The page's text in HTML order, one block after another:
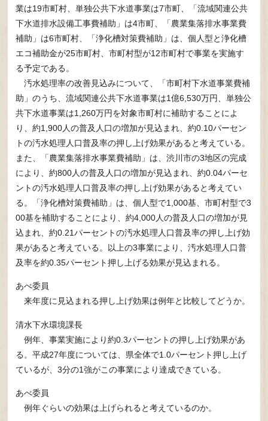
業は19市町村、単独公共下水道事業は7市町、「流域関連公共
下水道排水設備工事費補助」は4市町、「農業集落排水事業費
補助」は6市町村、「浄化槽対策費補助」は、個人型と浄化槽
エコ補助金が25市町村、市町村型が12市町村で事業を実施す
る予定である。
汚水処理率の改善見込みについて、「市町村下水道事業費補
助」のうち、流域関連公共下水道事業は1億6,530万円、単独公
共下水道事業は1,260万円を対象市町村に補助することによ
り、約1,900人の普及人口の増加が見込まれ、約0.10パーセン
トの汚水処理人口普及率の押し上げ効果があると考えている。
また、「農業集落排水事業費補助」は、渋川市の3地区の完成
により、約800人の普及人口の増加が見込まれ、約0.04パーセ
ントの汚水処理人口普及率の押し上げ効果があると考えてい
る。「浄化槽対策費補助」は、個人型で1,000基、市町村型で3
00基を補助することにより、約4,000人の普及人口の増加が見
込まれ、約0.21パーセントの汚水処理人口普及率の押し上げ効
果があると考えている。以上の3事業により、汚水処理人口普
及率を約0.35パーセント押し上げる効果が見込まれる。
あべ委員
来年度に見込まれる押し上げ効果は例年と比較してどうか。
清水下水環境課長
例年、事業実施により約0.3パーセントの押し上げ効果があ
る。平成27年度については、県全体で1.0パーセント押し上げ
ているが、3分の1強がこの事業により達成できている。
あべ委員
例年ぐらいの効果は上げられると考えているのか。